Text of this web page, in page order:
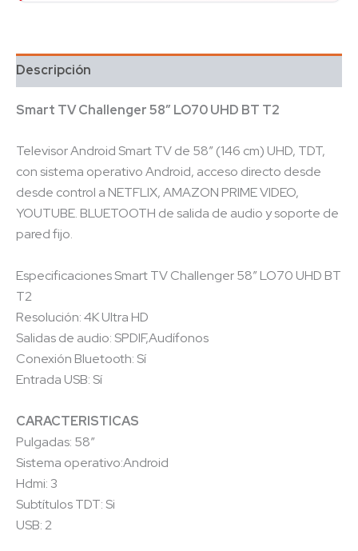
Descripción
Smart TV Challenger 58″ LO70 UHD BT T2
Televisor Android Smart TV de 58″ (146 cm) UHD, TDT,
con sistema operativo Android, acceso directo desde
desde control a NETFLIX, AMAZON PRIME VIDEO,
YOUTUBE. BLUETOOTH de salida de audio y soporte de
pared fijo.
Especificaciones Smart TV Challenger 58″ LO70 UHD BT
T2
Resolución: 4K Ultra HD
Salidas de audio: SPDIF,Audífonos
Conexión Bluetooth: Sí
Entrada USB: Sí
CARACTERISTICAS
Pulgadas: 58″
Sistema operativo:Android
Hdmi: 3
Subtítulos TDT: Si
USB: 2